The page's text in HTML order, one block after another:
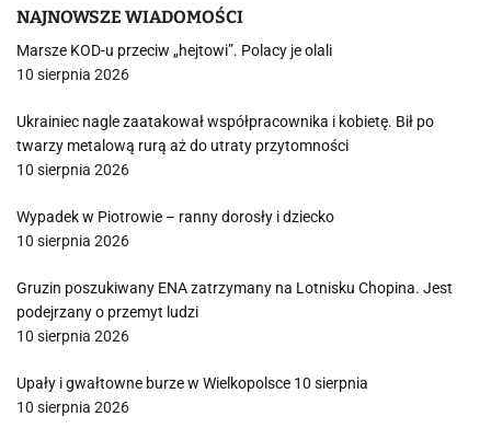
NAJNOWSZE WIADOMOŚCI
Marsze KOD-u przeciw „hejtowi”. Polacy je olali
10 sierpnia 2026
Ukrainiec nagle zaatakował współpracownika i kobietę. Bił po
twarzy metalową rurą aż do utraty przytomności
10 sierpnia 2026
Wypadek w Piotrowie – ranny dorosły i dziecko
10 sierpnia 2026
Gruzin poszukiwany ENA zatrzymany na Lotnisku Chopina. Jest
podejrzany o przemyt ludzi
10 sierpnia 2026
Upały i gwałtowne burze w Wielkopolsce 10 sierpnia
10 sierpnia 2026